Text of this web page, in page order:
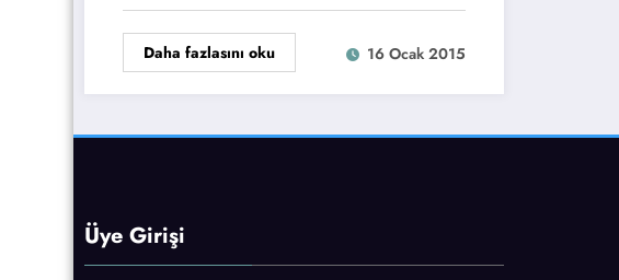
Daha fazlasını oku 16 Ocak 2015
Üye Girişi